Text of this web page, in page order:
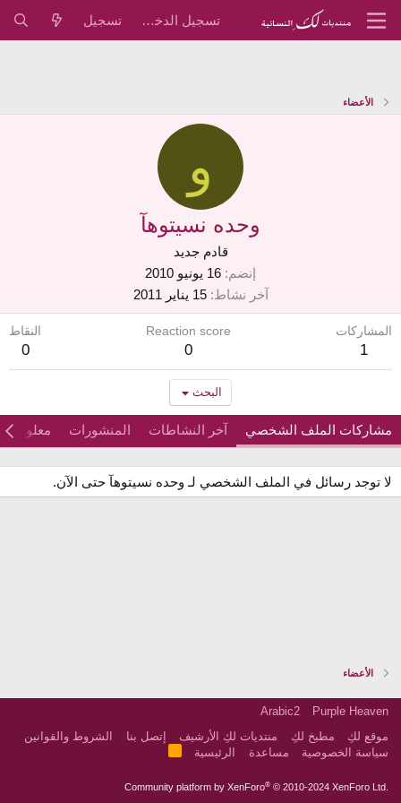
تسجيل الدخول تسجيل
الأعضاء
و
وحده نسيتوهآ
قادم جديد
إنضم 16 يونيو 2010
آخر نشاط 15 يناير 2011
المشاركات
1
Reaction score
0
النقاط
0
البحث
مشاركات الملف الشخصي آخر النشاطات المنشورات معلومات
لا توجد رسائل في الملف الشخصي لـ وحده نسيتوهآ حتى الآن.
الأعضاء
Purple Heaven
Arabic2
موقع لكِ
مطبخ لكِ منتديات لكِ الأرشيف إتصل بنا
الشروط والقوانين
سياسة الخصوصية
مساعدة الرئيسية
Community platform by XenForo® © 2010-2024 XenForo Ltd.